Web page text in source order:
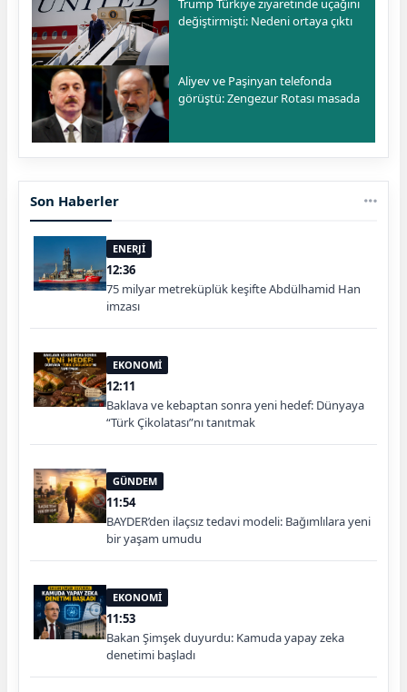
Trump Türkiye ziyaretinde uçağını
değiştirmişti: Nedeni ortaya çıktı
Aliyev ve Paşinyan telefonda
görüştü: Zengezur Rotası masada
Son Haberler
ENERJİ
12:36
75 milyar metreküplük keşifte Abdülhamid Han
imzası
EKONOMİ
12:11
Baklava ve kebaptan sonra yeni hedef: Dünyaya
“Türk Çikolatası”nı tanıtmak
GÜNDEM
11:54
BAYDER’den ilaçsız tedavi modeli: Bağımlılara yeni
bir yaşam umudu
EKONOMİ
11:53
Bakan Şimşek duyurdu: Kamuda yapay zeka
denetimi başladı